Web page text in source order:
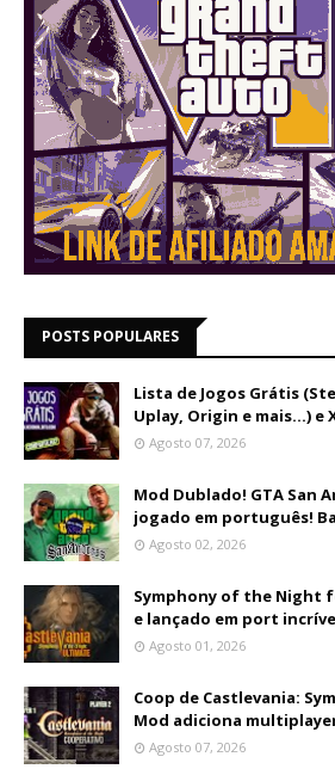
POSTS POPULARES
Lista de Jogos Grátis
Uplay, Origin e mais...) e
Agosto 07, 2026
Mod Dublado! GTA San
jogado em português!
Agosto 02, 2026
Symphony of the Night
e lançado em port
Agosto 01, 2026
Coop de Castlevania:
Mod adiciona
Agosto 07, 2026